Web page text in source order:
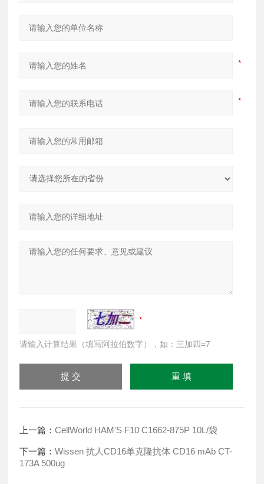
请输入计算结果（填写阿拉伯数字），如：三加四=7
上一篇：CellWorld HAM'S F10 C1662-875P 10L/袋
下一篇：Wissen 抗人CD16单克隆抗体 CD16 mAb CT-
173A 500ug